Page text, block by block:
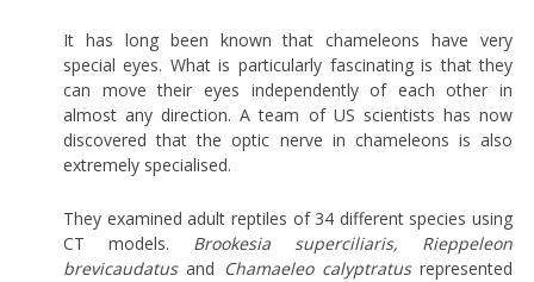
It has long been known that chameleons have very
special eyes. What is particularly fascinating is that they
can move their eyes independently of each other in
almost any direction. A team of US scientists has now
discovered that the optic nerve in chameleons is also
extremely specialised.
They examined adult reptiles of 34 different species using
CT models. Brookesia superciliaris, Rieppeleon
brevicaudatusand Chamaeleo calyptratusrepresented